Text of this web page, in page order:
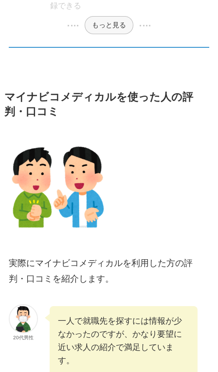
録できる
もっと見る
マイナビコメディカルを使った人の評
判・口コミ
実際にマイナビコメディカルを利用した方の評
判・口コミを紹介します。
20代男性
一人で就職先を探すには情報が少
なかったのですが、かなり要望に
近い求人の紹介で満足していま
す。